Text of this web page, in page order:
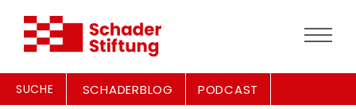
SUCHE SCHADERBLOG PODCAST